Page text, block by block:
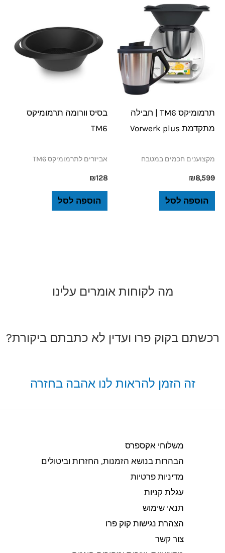
תרמומיקס TM6 | חבילה
מתקדמת Vorwerk plus
מקצוענים חכמים במטבח
₪8,599
הוספה לסל
בסיס וורומה תרמומיקס
TM6
אביזרים לתרמומיקס TM6
₪128
הוספה לסל
מה לקוחות אומרים עלינו
רכשתם בקוק פרו ועדין לא כתבתם ביקורת?
זה הזמן להראות לנו אהבה בחזרה
משלוחי אקספרס
הבהרות בנושא הזמנות, החזרות וביטולים​
מדיניות פרטיות
עגלת קניות
תנאי שימוש
הצהרת נגישות קוק פרו
צור קשר